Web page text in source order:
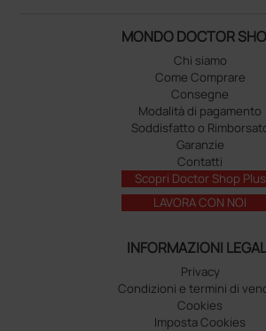
MONDO DOCTOR
Chi siamo
Come Comprare
Consegne
Modalità di pagamento
Soddisfatto o
Garanzie
Contatti
Scopri Doctor Shop Plus
LAVORA CON NOI
INFORMAZIONI
Privacy
Condizioni e termini di
Cookies
Imposta Cookies